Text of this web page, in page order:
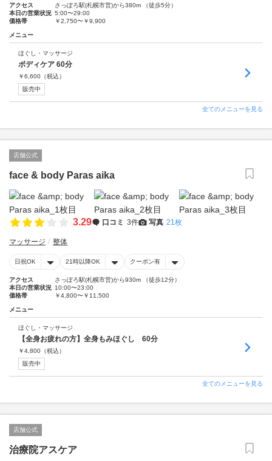
アクセス
さっぽろ駅(札幌市営)から380m （徒歩5分）
本日の営業状況 5:00〜29:00
価格帯
￥2,750〜￥9,900
メニュー
ほぐし・マッサージ
ボディケア 60分
￥6,600 （税込）
販売中
全てのメニューを見る
店舗公式
face & body Paras aika
3.29 口コミ 3件 写真 21枚
マッサージ 整体
日祝OK 21時以降OK クーポン有
アクセス
さっぽろ駅(札幌市営)から930m （徒歩12分）
本日の営業状況 10:00〜23:00
価格帯
￥4,800〜￥11,500
メニュー
ほぐし・マッサージ
【全身お疲れの方】全身もみほぐし 60分
￥4,800 （税込）
販売中
全てのメニューを見る
店舗公式
治療院アスケア